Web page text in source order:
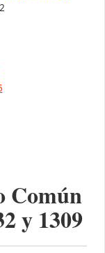
Común
y 1309